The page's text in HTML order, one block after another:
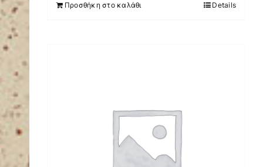
Προσθήκη στο καλάθι Details